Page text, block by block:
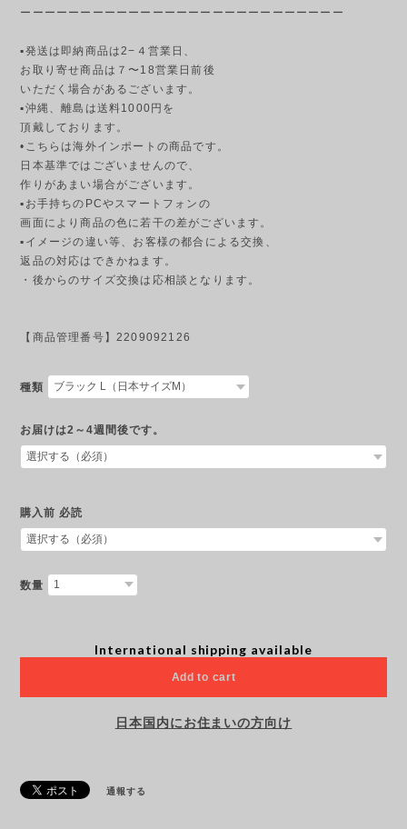
ーーーーーーーーーーーーーーーーーーーーーーーーーーー
▪発送は即納商品は2−４営業日、
お取り寄せ商品は７〜18営業日前後
いただく場合があるございます。
▪︎沖縄、離島は送料1000円を
頂戴しております。
•こちらは海外インポートの商品です。
日本基準ではございませんので、
作りがあまい場合がございます。
▪︎お手持ちのPCやスマートフォンの
画面により商品の色に若干の差がございます。
▪︎イメージの違い等、お客様の都合による交換、
返品の対応はできかねます。
・後からのサイズ交換は応相談となります。
【商品管理番号】2209092126
種類
お届けは2～4週間後です。
購入前 必読
数量
International shipping available
Add to cart
日本国内にお住まいの方向け
通報する